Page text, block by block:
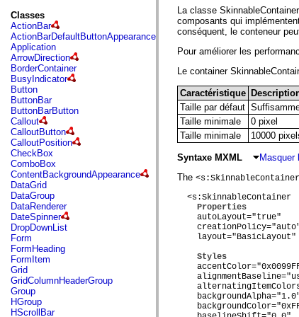
fl.ik
fl.lang
fl.livepreview
fl.managers
fl.motion
fl.motion.easing
fl.rsl
fl.text
fl.transitions
fl.transitions.easing
fl.video
flash.accessibility
flash.concurrent
flash.crypto
flash.data
flash.desktop
flash.display
flash.display3D
flash.display3D.textures
flash.errors
flash.events
flash.external
flash.filesystem
flash.filters
flash.geom
flash.globalization
flash.html
flash.media
flash.net
Classes
ActionBar
ActionBarDefaultButtonAppearance
Application
ArrowDirection
BorderContainer
BusyIndicator
Button
ButtonBar
ButtonBarButton
Callout
CalloutButton
CalloutPosition
CheckBox
ComboBox
ContentBackgroundAppearance
DataGrid
DataGroup
DataRenderer
DateSpinner
DropDownList
Form
FormHeading
FormItem
Grid
GridColumnHeaderGroup
Group
HGroup
HScrollBar
La classe
composants qui
conséquent, le conteneur
Pour améliorer les
Le container
Caractéristique
Taille par défaut
Taille minimale
0 pixel
Taille minimale
10000
Syntaxe MXML
Masquer
The
  <s:SkinnableContainer
Properties
    autoLayout="true"
    layout="BasicLayout"
Styles